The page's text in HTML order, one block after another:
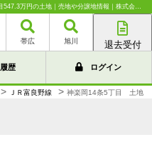
神楽岡14条5丁目 土地 北海道旭川市神楽岡十四条5丁目547.3万円の土地｜売地や分譲地情報｜株式会社丸正池田
帯広 旭川 退去受付
旭川店
歴 ログイン
> ＪＲ富良野線 > 神楽岡14条5丁目 土地